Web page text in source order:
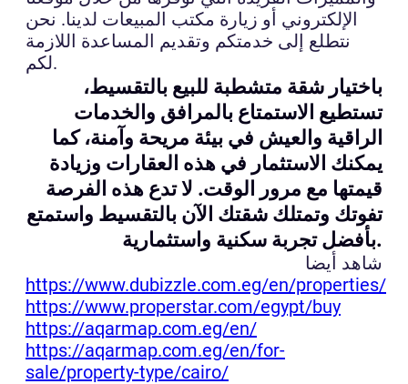
الإلكتروني أو زيارة مكتب المبيعات لدينا. نحن
نتطلع إلى خدمتكم وتقديم المساعدة اللازمة
لكم.
باختيار شقة متشطبة للبيع بالتقسيط،
تستطيع الاستمتاع بالمرافق والخدمات
الراقية والعيش في بيئة مريحة وآمنة، كما
يمكنك الاستثمار في هذه العقارات وزيادة
قيمتها مع مرور الوقت. لا تدع هذه الفرصة
تفوتك وتمتلك شقتك الآن بالتقسيط واستمتع
بأفضل تجربة سكنية واستثمارية.
شاهد أيضا
https://www.dubizzle.com.eg/en/properties/
https://www.properstar.com/egypt/buy
https://aqarmap.com.eg/en/
https://aqarmap.com.eg/en/for-
sale/property-type/cairo/